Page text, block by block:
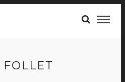
FOLLET